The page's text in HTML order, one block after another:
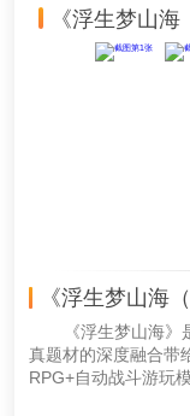
《浮生梦山
《浮生梦山海
《浮生梦山海
真题材的深度融合带
RPG+自动战斗游玩